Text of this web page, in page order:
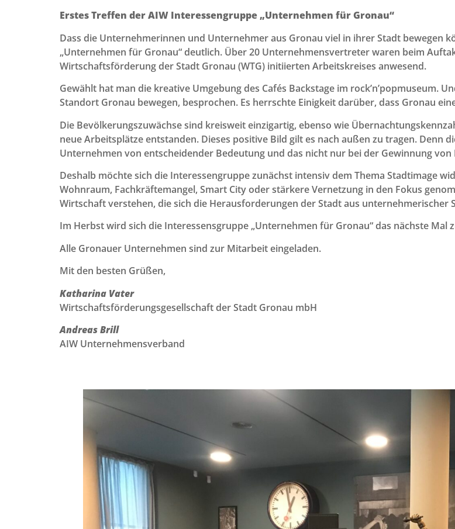
Erstes Treffen der AIW Interessengruppe „Unternehmen für Gronau“
Dass die Unternehmerinnen und Unternehmer aus Gronau viel in ihrer Stadt bewegen
„Unternehmen für Gronau“ deutlich. Über 20 Unternehmensvertreter waren beim
Wirtschaftsförderung der Stadt Gronau (WTG) initiierten Arbeitskreises anwesend.
Gewählt hat man die kreative Umgebung des Cafés Backstage im rock’n’popmuseum.
Standort Gronau bewegen, besprochen. Es herrschte Einigkeit darüber, dass Gronau
Die Bevölkerungszuwächse sind kreisweit einzigartig, ebenso wie
neue Arbeitsplätze entstanden. Dieses positive Bild gilt es nach außen zu tragen. Denn
Unternehmen von entscheidender Bedeutung und das nicht nur bei der Gewinnung von
Deshalb möchte sich die Interessengruppe zunächst intensiv dem Thema Stadtimage
Wohnraum, Fachkräftemangel, Smart City oder stärkere Vernetzung in den Fokus
Wirtschaft verstehen, die sich die Herausforderungen der Stadt aus unternehmerischer
Im Herbst wird sich die Interessensgruppe „Unternehmen für Gronau“ das nächste
Alle Gronauer Unternehmen sind zur Mitarbeit eingeladen.
Mit den besten Grüßen,
Katharina Vater
Wirtschaftsförderungsgesellschaft der Stadt Gronau mbH
Andreas Brill
AIW Unternehmensverband